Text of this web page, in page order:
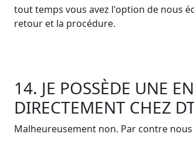
tout temps vous avez l'option de nous
retour et la procédure.
14. JE POSSÈDE UNE
DIRECTEMENT CHEZ
Malheureusement non. Par contre